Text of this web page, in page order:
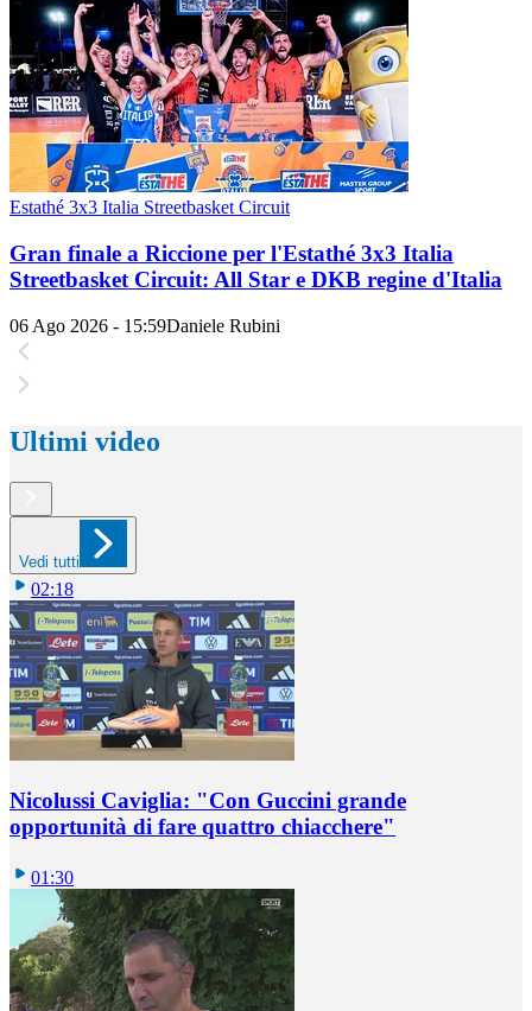
Estathé 3x3 Italia Streetbasket Circuit
Gran finale a Riccione per l'Estathé 3x3 Italia
Streetbasket Circuit: All Star e DKB regine d'Italia
06 Ago 2026 - 15:59Daniele Rubini
Ultimi video
Vedi tutti
02:18
Nicolussi Caviglia: "Con Guccini grande
opportunità di fare quattro chiacchere"
01:30